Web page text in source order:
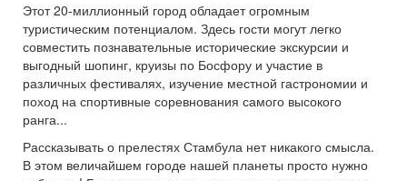
Этот 20-миллионный город обладает огромным
туристическим потенциалом. Здесь гости могут легко
совместить познавательные исторические экскурсии и
выгодный шопинг, круизы по Босфору и участие в
различных фестивалях, изучение местной гастрономии и
поход на спортивные соревнования самого высокого
ранга...
Рассказывать о прелестях Стамбула нет никакого смысла.
В этом величайшем городе нашей планеты просто нужно